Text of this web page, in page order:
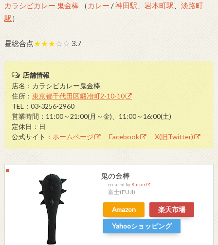
カラシビカレー 鬼金棒 （ カレー /神田駅 岩本町駅
淡路町
駅）
昼総合点★★★☆☆ 3.7
店舗情報
店名：カラシビカレー鬼金棒
住所：東京都千代田区鍛冶町2-10-10
TEL：03-3256-2960
営業時間：11:00～21:00(月～金)、11:00～16:00(土)
定休日：日
公式サイト： ホームページ Facebook X(旧Twitter)
鬼の金棒
created by Rinker
富士(FUJI)
Amazon
楽天市場
Yahooショッピング